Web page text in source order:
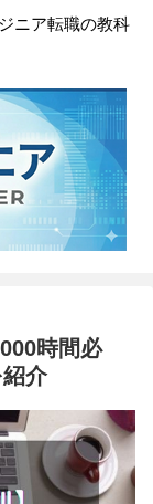
ニア転職の教科
時間必
介